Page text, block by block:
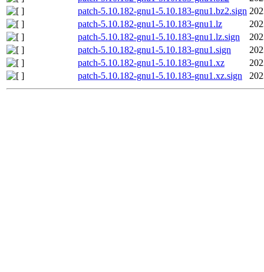
patch-5.10.182-gnu1-5.10.183-gnu1.bz2.sign
patch-5.10.182-gnu1-5.10.183-gnu1.lz
patch-5.10.182-gnu1-5.10.183-gnu1.lz.sign
patch-5.10.182-gnu1-5.10.183-gnu1.sign
patch-5.10.182-gnu1-5.10.183-gnu1.xz
patch-5.10.182-gnu1-5.10.183-gnu1.xz.sign